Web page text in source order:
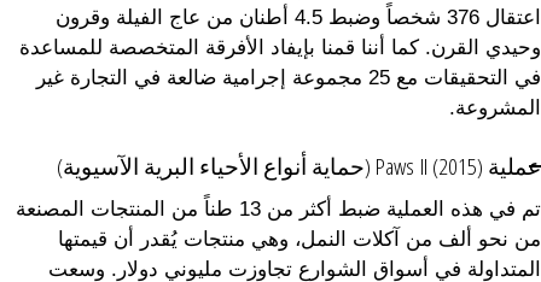
اعتقال 376 شخصاً وضبط 4.5 أطنان من عاج الفيلة وقرون
وحيدي القرن. كما أننا قمنا بإيفاد الأفرقة المتخصصة للمساعدة
في التحقيقات مع 25 مجموعة إجرامية ضالعة في التجارة غير
المشروعة.
عملية Paws II (2015) (حماية أنواع الأحياء البرية الآسيوية)
تم في هذه العملية ضبط أكثر من 13 طناً من المنتجات المصنعة
من نحو ألف من آكلات النمل، وهي منتجات يُقدر أن قيمتها
المتداولة في أسواق الشوارع تجاوزت مليوني دولار. وسعت